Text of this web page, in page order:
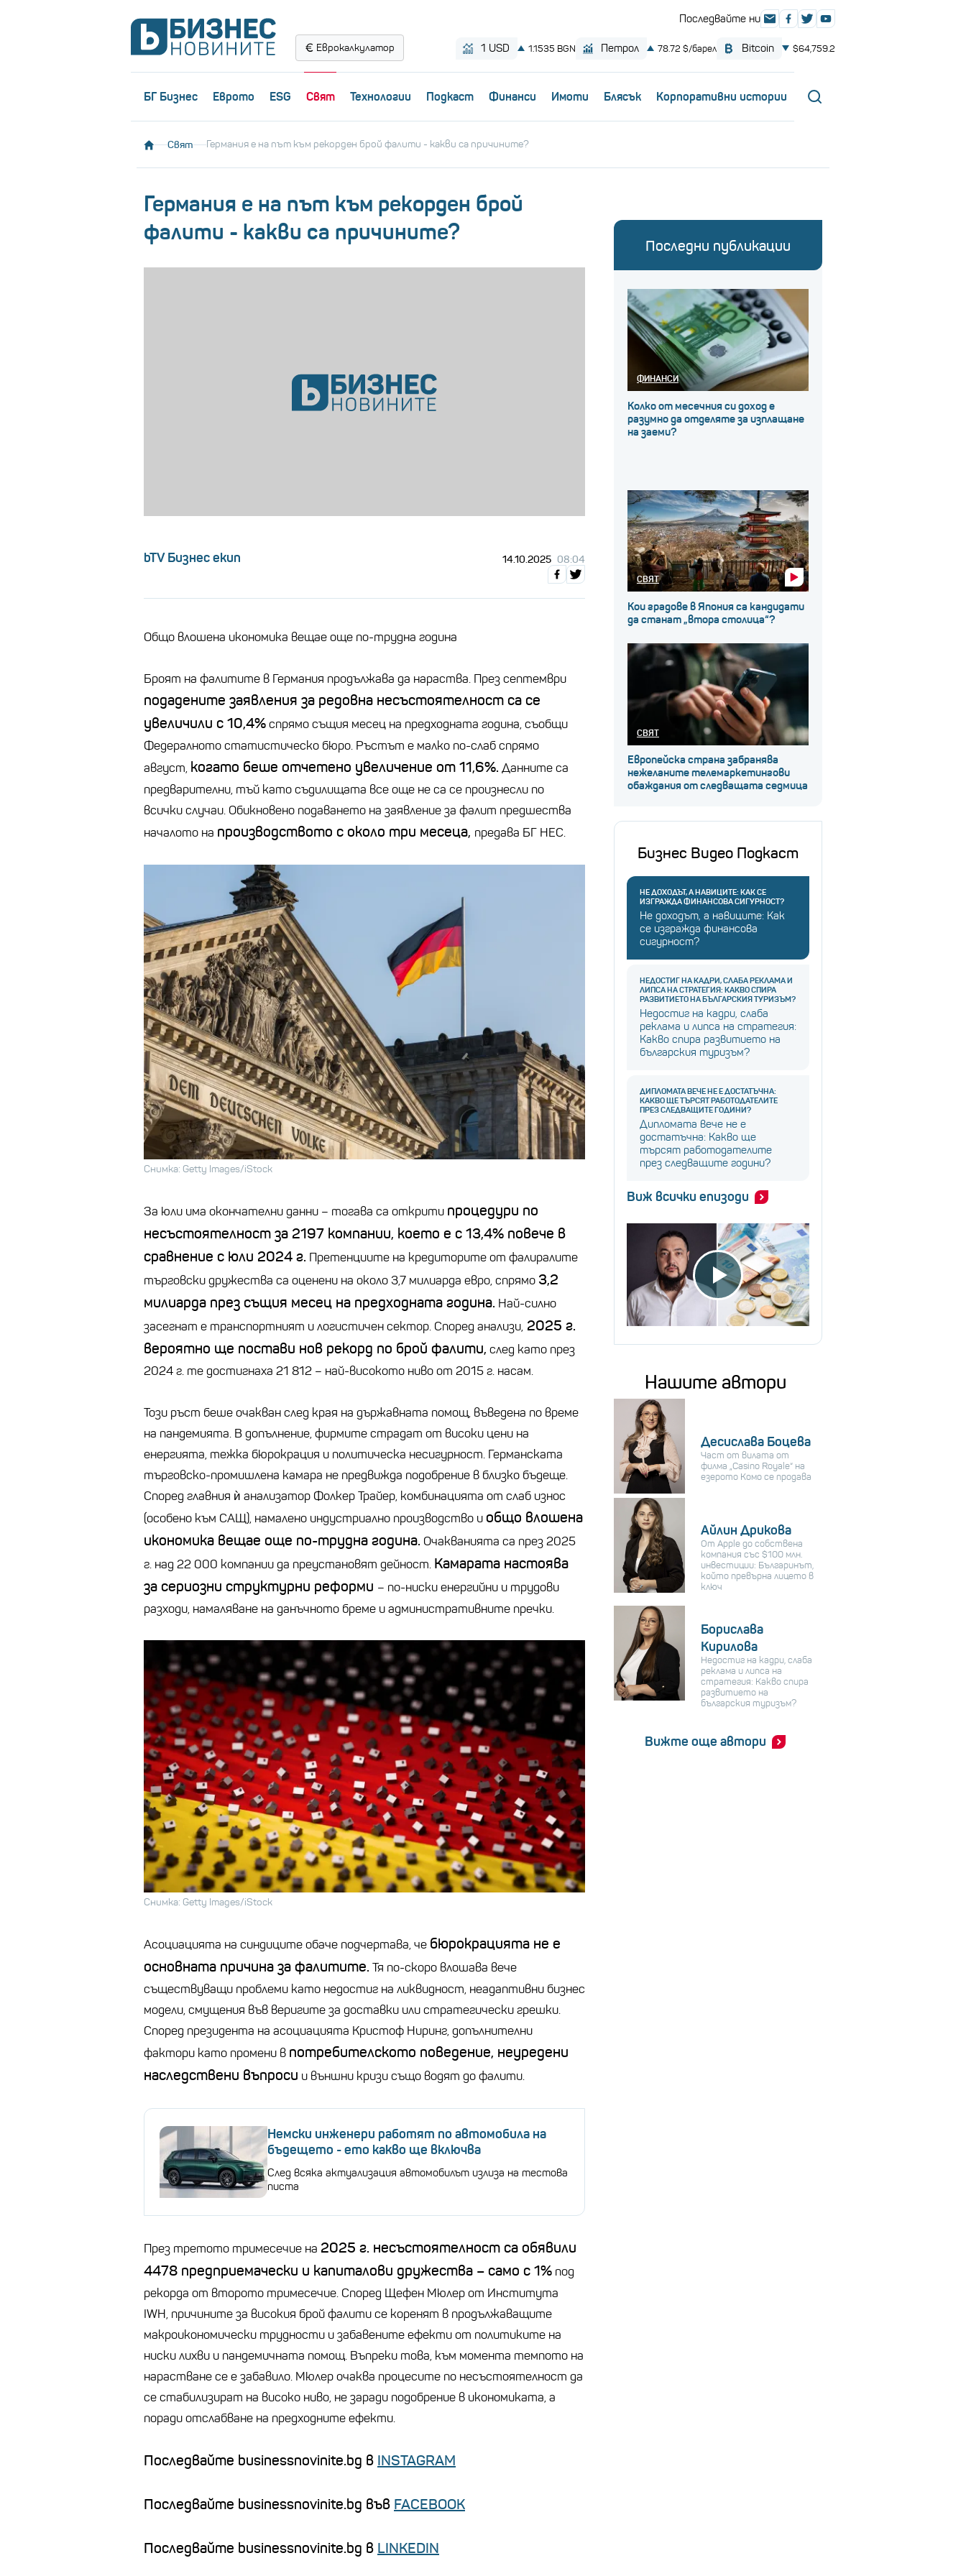
Еврокалкулатор
БГ Бизнес Еврото ESG Свят Технологии Пoдкаст Финанси Имоти Блясък Корпоративни истории
Свят Германия е на път към рекорден брой фалити - какви са причините?
Германия е на път към рекорден брой
фалити - какви са причините?
bTV Бизнес екип 14.10.2025 08:04
Общо влошена икономика вещае още по-трудна година
Броят на фалитите в Германия продължава да нараства. През септември
подадените заявления за редовна несъстоятелност са се
увеличили с 10,4%спрямо същия месец на предходната година, съобщи
Федералното статистическо бюро. Ръстът е малко по-слаб спрямо
август, когато беше отчетено увеличение от 11,6%. Данните са
предварителни, тъй като съдилищата все още не са се произнесли по
всички случаи. Обикновено подаването на заявление за фалит предшества
началото на производството с около три месеца, предава БГ НЕС.
Снимка: Getty Images/iStock
За юли има окончателни данни – тогава са открити процедури по
несъстоятелност за 2197 компании, което е с 13,4% повече в
сравнение с юли 2024 г. Претенциите на кредиторите от фалиралите
търговски дружества са оценени на около 3,7 милиарда евро, спрямо 3,2
милиарда през същия месец на предходната година. Най-силно
засегнат е транспортният и логистичен сектор. Според анализи, 2025 г.
вероятно ще постави нов рекорд по брой фалити, след като през
2024 г. те достигнаха 21 812 – най-високото ниво от 2015 г. насам.
Този ръст беше очакван след края на държавната помощ, въведена по време
на пандемията. В допълнение, фирмите страдат от високи цени на
енергията, тежка бюрокрация и политическа несигурност. Германската
търговско-промишлена камара не предвижда подобрение в близко бъдеще.
Според главния ѝ анализатор ФолкерТрайер, комбинацията от слаб износ
(особено към САЩ), намалено индустриално производство и общо влошена
икономика вещае още по-трудна година. Очакванията са през 2025
г. над 22 000 компании да преустановят дейност. Камарата настоява
за сериозни структурни реформи – по-ниски енергийни и трудови
разходи, намаляване на данъчното бреме и административните пречки.
Снимка: Getty Images/iStock
Асоциацията на синдиците обаче подчертава, че бюрокрацията не е
основната причина за фалитите. Тя по-скоро влошава вече
съществуващи проблеми като недостиг на ликвидност, неадаптивни бизнес
модели, смущения във веригите за доставки или стратегически грешки.
Според президента на асоциацията Кристоф Ниринг, допълнителни
фактори като промени в потребителското поведение, неуредени
наследствени въпроси и външни кризи също водят до фалити.
Немски инженери работят по автомобила на
бъдещето - ето какво ще включва
След всяка актуализация автомобилът излиза на тестова
писта
През третото тримесечие на 2025 г. несъстоятелност са обявили
4478 предприемачески и капиталови дружества – само с 1% под
рекорда от второто тримесечие. Според Щефен Мюлер от Института
IWH, причините за високия брой фалити се коренят в продължаващите
макроикономически трудности и забавените ефекти от политиките на
ниски лихви и пандемичната помощ. Въпреки това, към момента темпото на
нарастване се е забавило. Мюлер очаква процесите по несъстоятелност да
се стабилизират на високо ниво, не заради подобрение в икономиката, а
поради отслабване на предходните ефекти.
Последвайте businessnovinite.bg в INSTAGRAM
Последвайте businessnovinite.bg във FACEBOOK
Последвайте businessnovinite.bg в LINKEDIN
Последни публикации
ФИНАНСИ
Колко от месечния си доход е
разумно да отделяте за изплащане
на заеми?
СВЯТ
Кои градове в Япония са кандидати
да станат „втора столица“?
СВЯТ
Европейска страна забранява
нежеланите телемаркетингови
обаждания от следващата седмица
Бизнес Видео Подкаст
НЕ ДОХОДЪТ, А НАВИЦИТЕ: КАК СЕ
ИЗГРАЖДА ФИНАНСОВА СИГУРНОСТ?
Не доходът, а навиците: Как
се изгражда финансова
сигурност?
НЕДОСТИГ НА КАДРИ, СЛАБА РЕКЛАМА И
ЛИПСА НА СТРАТЕГИЯ: КАКВО СПИРА
РАЗВИТИЕТО НА БЪЛГАРСКИЯ ТУРИЗЪМ?
Недостиг на кадри, слаба
реклама и липса на стратегия:
Какво спира развитието на
българския туризъм?
ДИПЛОМАТА ВЕЧЕ НЕ Е ДОСТАТЪЧНА:
КАКВО ЩЕ ТЪРСЯТ РАБОТОДАТЕЛИТЕ
ПРЕЗ СЛЕДВАЩИТЕ ГОДИНИ?
Дипломата вече не е
достатъчна: Какво ще
търсят работодателите
през следващите години?
Виж всички епизоди
Нашите автори
Десислава Боцева
Част от вилата от
филма „Casino Royale“ на
езерото Комо се продава
Айлин Дрикова
От Apple до собствена
компания със $100 млн.
инвестиции: Българинът,
който превърна лицето в
ключ
Борислава
Кирилова
Недостиг на кадри, слаба
реклама и липса на
стратегия: Какво спира
развитието на
българския туризъм?
Вижте още автори